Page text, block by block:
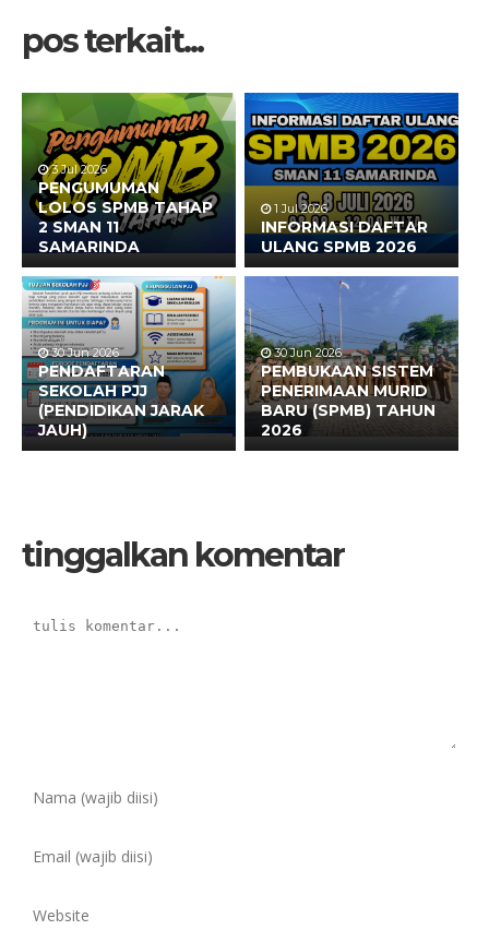
pos terkait...
3 Jul 2026
PENGUMUMAN
LOLOS SPMB TAHAP
2 SMAN 11
SAMARINDA
1 Jul 2026
INFORMASI DAFTAR
ULANG SPMB 2026
30 Jun 2026
PENDAFTARAN
SEKOLAH PJJ
(PENDIDIKAN JARAK
JAUH)
30 Jun 2026
PEMBUKAAN SISTEM
PENERIMAAN MURID
BARU (SPMB) TAHUN
2026
tinggalkan komentar